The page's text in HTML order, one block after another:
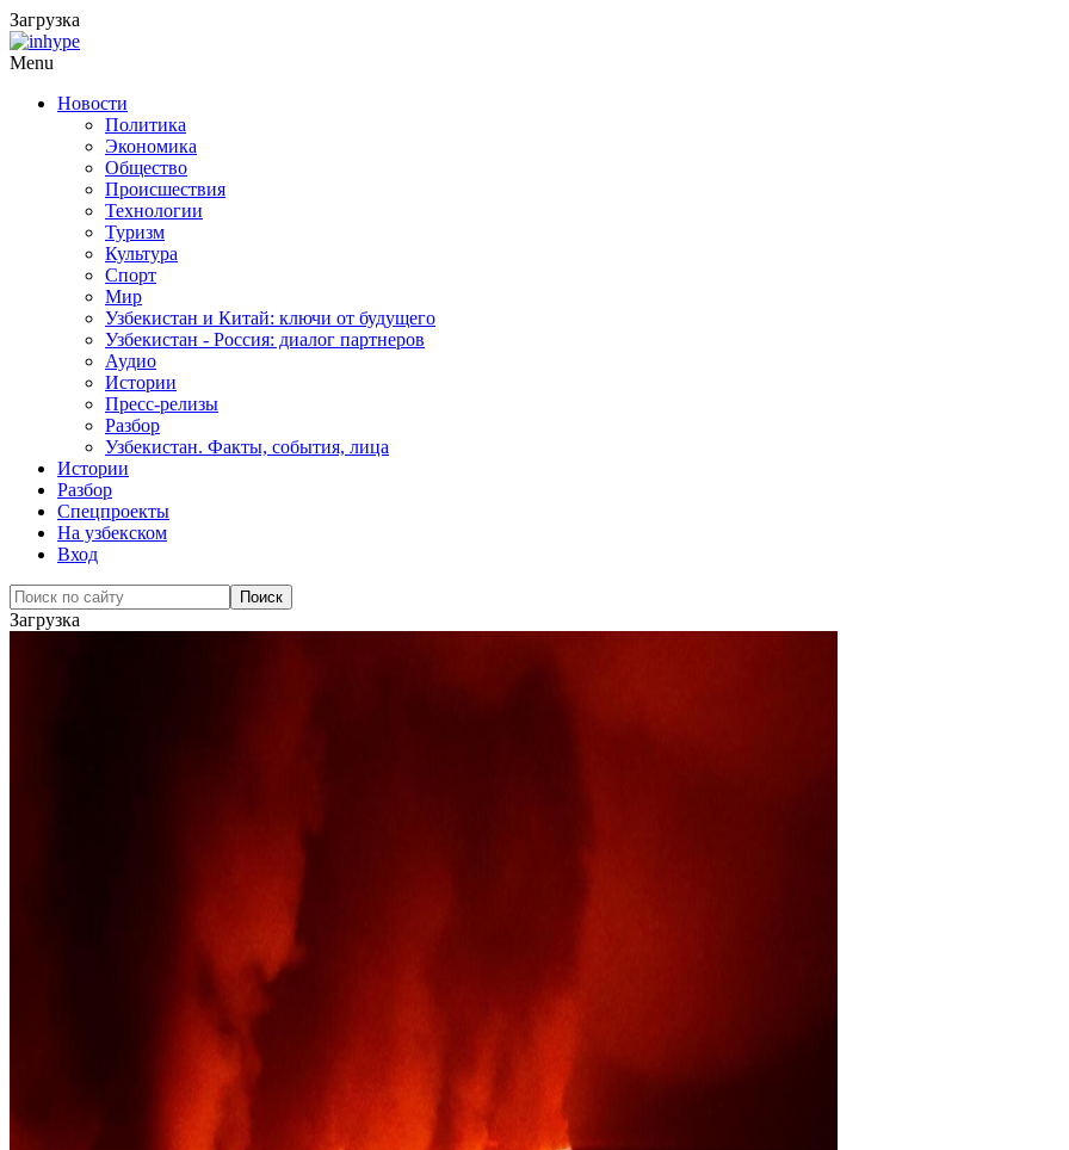
Загрузка
Menu
Новости
Политика
Экономика
Общество
Происшествия
Технологии
Туризм
Культура
Спорт
Мир
Узбекистан и Китай: ключи от будущего
Узбекистан - Россия: диалог партнеров
Аудио
Истории
Пресс-релизы
Разбор
Узбекистан. Факты, события, лица
Истории
Разбор
Спецпроекты
На узбекском
Вход
Загрузка